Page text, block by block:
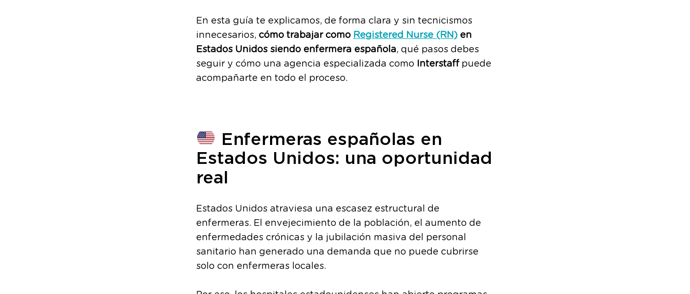
En esta guía te explicamos, de forma clara y sin tecnicismos
innecesarios, cómo trabajar como Registered Nurse (RN) en
Estados Unidos siendo enfermera española, qué pasos debes
seguir y cómo una agencia especializada como Interstaffpuede
acompañarte en todo el proceso.
Enfermeras españolas en
Estados Unidos: una oportunidad
real
Estados Unidos atraviesa una escasez estructural de
enfermeras. El envejecimiento de la población, el aumento de
enfermedades crónicas y la jubilación masiva del personal
sanitario han generado una demanda que no puede cubrirse
solo con enfermeras locales.